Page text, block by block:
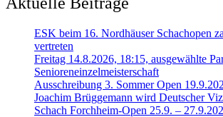
ESK beim 16. Nordhäuser Schachopen
vertreten
Freitag 14.8.2026, 18:15, ausgewählte
Senioreneinzelmeisterschaft
Ausschreibung 3. Sommer Open
Joachim Brüggemann wird Deutscher
Schach Forchheim-Open 25.9. –